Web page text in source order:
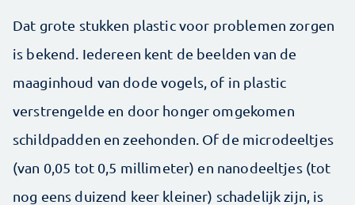
Dat grote stukken plastic voor problemen zorgen
is bekend. Iedereen kent de beelden van de
maaginhoud van dode vogels, of in plastic
verstrengelde en door honger omgekomen
schildpadden en zeehonden. Of de microdeeltjes
(van 0,05 tot 0,5 millimeter) en nanodeeltjes (tot
nog eens duizend keer kleiner) schadelijk zijn, is